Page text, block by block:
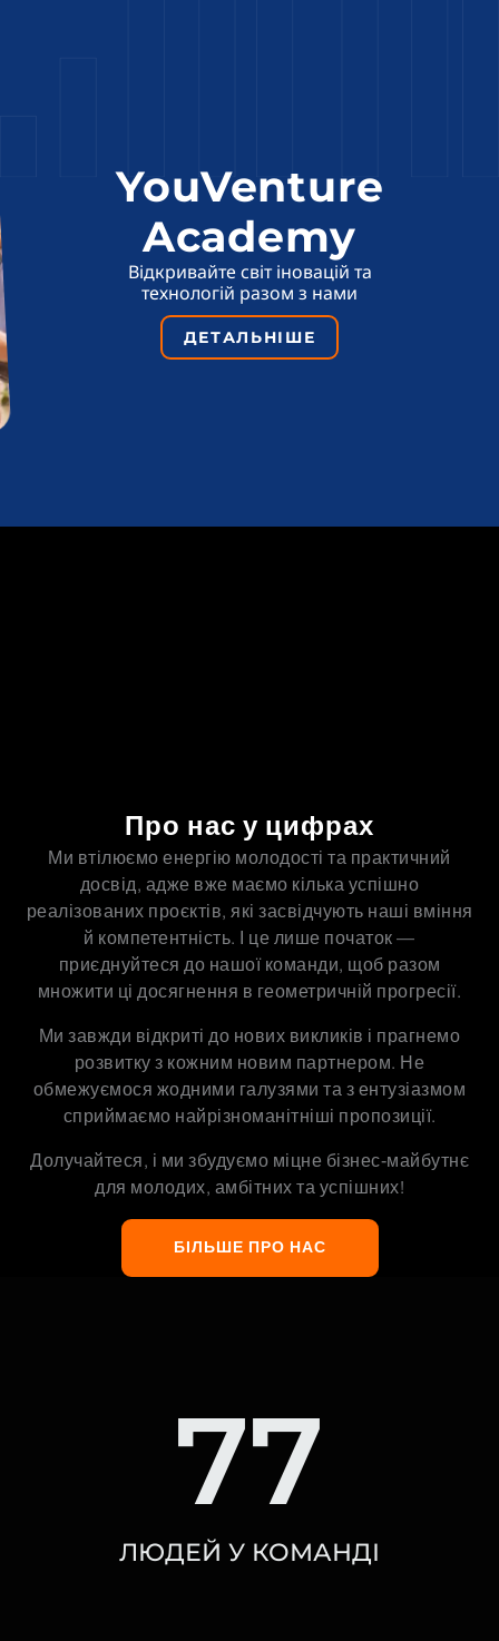
YouVenture
Academy
Відкривайте світ іновацій та
технологій разом з нами
ДЕТАЛЬНІШЕ
Про нас у цифрах
Ми втілюємо енергію молодості та практичний
досвід, адже вже маємо кілька успішно
реалізованих проєктів, які засвідчують наші вміння
й компетентність. І це лише початок —
приєднуйтеся до нашої команди, щоб разом
множити ці досягнення в геометричній прогресії.
Ми завжди відкриті до нових викликів і прагнемо
розвитку з кожним новим партнером. Не
обмежуємося жодними галузями та з ентузіазмом
сприймаємо найрізноманітніші пропозиції.
Долучайтеся, і ми збудуємо міцне бізнес-майбутнє
для молодих, амбітних та успішних!
БІЛЬШЕ ПРО НАС
ЛЮДЕЙ У КОМАНДІ
77